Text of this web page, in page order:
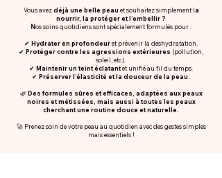
Vous avezdéjà une belle peau et souhaitez simplement la
nourrir, la protéger et l’embellir ?
Nos soins quotidiens sont spécialement formulés pour :
✔ Hydrater en profondeuret prévenir la déshydratation.
✔ Protéger contre les agressions extérieures (pollution,
soleil, etc.).
✔ Maintenir un teint éclatantet unifié au fil du temps.
✔ Préserver l’élasticité et la douceur de la peau.
🌿Des formules sûres et efficaces, adaptées aux peaux
noires et métissées, mais aussi à toutes les peaux
cherchant une routine douce et naturelle.
🚀 Prenez soin de votre peau au quotidien avec des gestes simples
mais essentiels !